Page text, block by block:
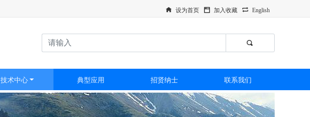
English
加入收藏
设为首页
技术中心 典型应用 招贤纳士 联系我们